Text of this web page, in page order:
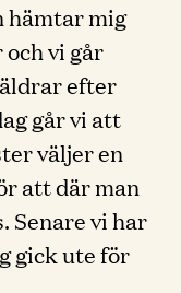
hämtar mig
vi går
efter
går vi att
väljer en
att där man
Senare vi har
gick ute för